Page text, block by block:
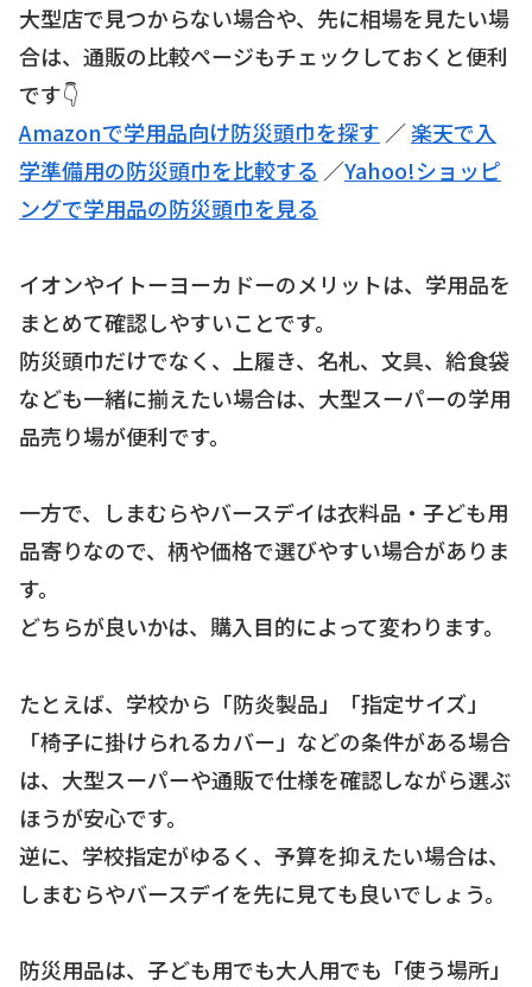
大型店で見つからない場合や、先に相場を見たい場
合は、通販の比較ページもチェックしておくと便利
です👇
Amazonで学用品向け防災頭巾を探す ／楽天で入
学準備用の防災頭巾を比較する ／Yahoo!ショッピ
ングで学用品の防災頭巾を見る
イオンやイトーヨーカドーのメリットは、学用品を
まとめて確認しやすいことです。
防災頭巾だけでなく、上履き、名札、文具、給食袋
なども一緒に揃えたい場合は、大型スーパーの学用
品売り場が便利です。
一方で、しまむらやバースデイは衣料品・子ども用
品寄りなので、柄や価格で選びやすい場合がありま
す。
どちらが良いかは、購入目的によって変わります。
たとえば、学校から「防炎製品」「指定サイズ」
「椅子に掛けられるカバー」などの条件がある場合
は、大型スーパーや通販で仕様を確認しながら選ぶ
ほうが安心です。
逆に、学校指定がゆるく、予算を抑えたい場合は、
しまむらやバースデイを先に見ても良いでしょう。
防災用品は、子ども用でも大人用でも「使う場所」